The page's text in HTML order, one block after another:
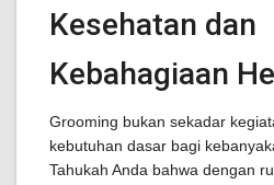
Kesehatan dan
Kebahagiaan
Grooming bukan sekadar
kebutuhan dasar bagi
Tahukah Anda bahwa dengan